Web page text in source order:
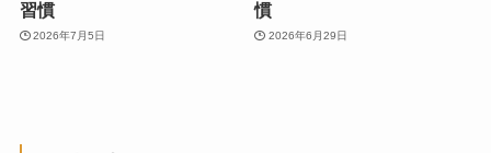
習慣
2026年7月5日
慣
2026年6月29日